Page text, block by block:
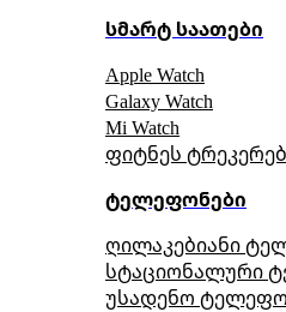
სმარტ საათები
Apple Watch
Galaxy Watch
Mi Watch
ფიტნეს
ტელეფონები
ღილაკებიანი
სტაციონალური
უსადენო